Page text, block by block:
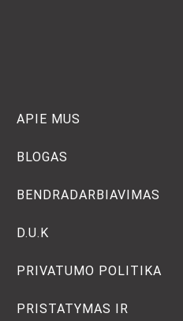
APIE MUS
BLOGAS
BENDRADARBIAVIMAS
D.U.K
PRIVATUMO POLITIKA
PRISTATYMAS IR